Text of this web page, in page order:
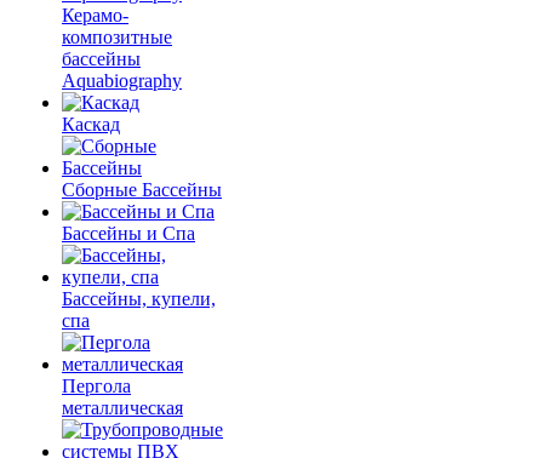
Керамо-
композитные
бассейны
Aquabiography
Каскад
Сборные Бассейны
Бассейны и Спа
Бассейны, купели,
спа
Пергола
металлическая